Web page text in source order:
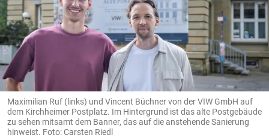
Maximilian Ruf (links) und Vincent Büchner von der VIW GmbH auf
dem Kirchheimer Postplatz. Im Hintergrund ist das alte Postgebäude
zu sehen mitsamt dem Banner, das auf die anstehende Sanierung
hinweist. Foto: Carsten Riedl